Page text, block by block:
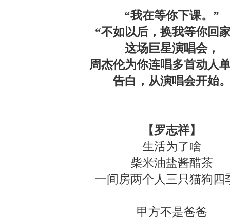
“我在等你下课。”
“不如以后，换我等你回
这场巨星演唱会，
周杰伦为你连唱多首动人
告白，从演唱会开始
【罗志祥】
生活为了啥
柴米油盐酱醋茶
一间房两个人三只猫狗四
甲方不是爸爸